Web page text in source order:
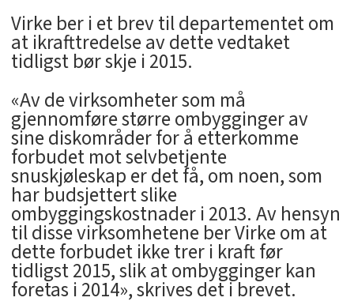
Virke ber i et brev til departementet om
at ikrafttredelse av dette vedtaket
tidligst bør skje i 2015.
«Av de virksomheter som må
gjennomføre større ombygginger av
sine diskområder for å etterkomme
forbudet mot selvbetjente
snuskjøleskap er det få, om noen, som
har budsjettert slike
ombyggingskostnader i 2013. Av hensyn
til disse virksomhetene ber Virke om at
dette forbudet ikke trer i kraft før
tidligst 2015, slik at ombygginger kan
foretas i 2014», skrives det i brevet.